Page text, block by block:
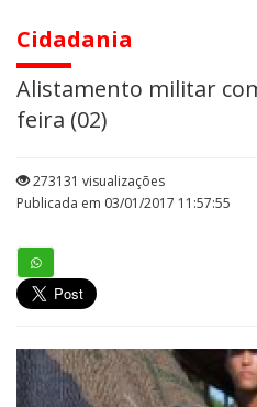
Cidadania
Alistamento militar
feira (02)
273131 visualizações
Publicada em 03/01/2017 11:57:55